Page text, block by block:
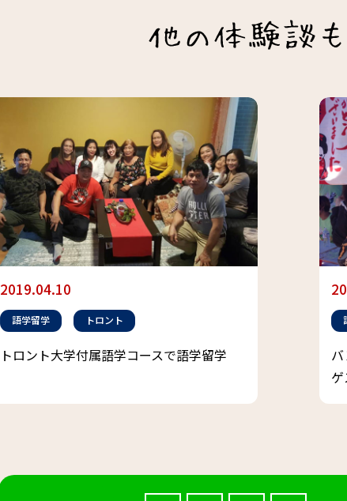
2019.04.10
語学留学 トロント
トロント大学付属語学コースで語学留学